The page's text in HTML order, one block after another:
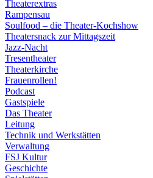
Theaterextras
Rampensau
Soulfood – die Theater-Kochshow
Theatersnack zur Mittagszeit
Jazz-Nacht
Tresentheater
Theaterkirche
Frauenrollen!
Podcast
Gastspiele
Das Theater
Leitung
Technik und Werkstätten
Verwaltung
FSJ Kultur
Geschichte